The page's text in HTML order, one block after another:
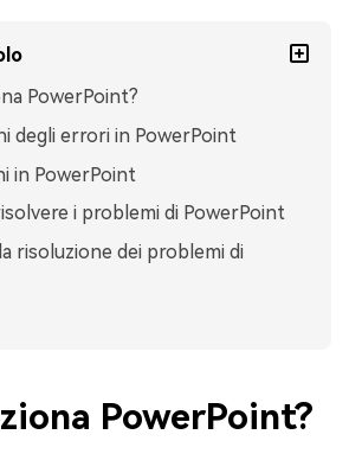
PowerPoint?
degli errori in PowerPoint
in PowerPoint
i problemi di PowerPoint
risoluzione dei problemi di
PowerPoint?